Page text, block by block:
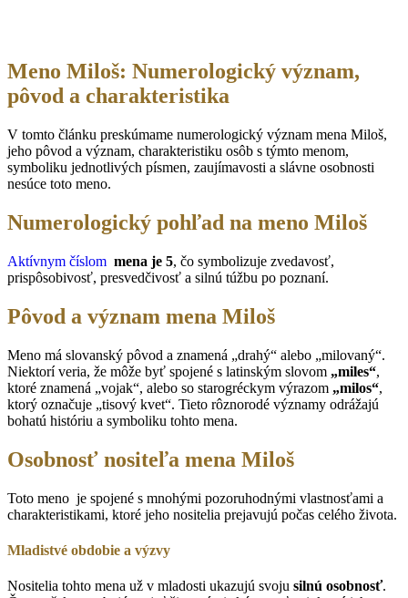
Meno Miloš: Numerologický význam,
pôvod a charakteristika
V tomto článku preskúmame numerologický význam mena Miloš,
jeho pôvod a význam, charakteristiku osôb s týmto menom,
symboliku jednotlivých písmen, zaujímavosti a slávne osobnosti
nesúce toto meno.
Numerologický pohľad na meno Miloš
Aktívnym číslom mena je 5, čo symbolizuje zvedavosť,
prispôsobivosť, presvedčivosť a silnú túžbu po poznaní.
Pôvod a význam mena Miloš
Meno má slovanský pôvod a znamená „drahý“ alebo „milovaný“.
Niektorí veria, že môže byť spojené s latinským slovom „miles“,
ktoré znamená „vojak“, alebo so starogréckym výrazom „milos“,
ktorý označuje „tisový kvet“. Tieto rôznorodé významy odrážajú
bohatú históriu a symboliku tohto mena.
Osobnosť nositeľa mena Miloš
Toto meno je spojené s mnohými pozoruhodnými vlastnosťami a
charakteristikami, ktoré jeho nositelia prejavujú počas celého života.
Mladistvé obdobie a výzvy
Nositelia tohto mena už v mladosti ukazujú svoju silnú osobnosť.